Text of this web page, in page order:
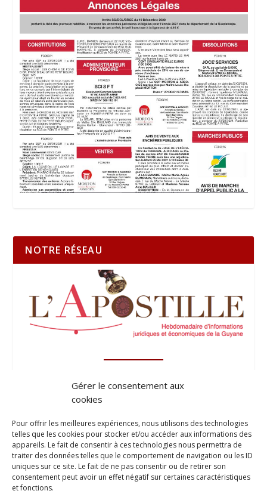
Gérer le consentement aux
cookies
Pour offrir les meilleures expériences, nous utilisons des technologies
telles que les cookies pour stocker et/ou accéder aux informations des
appareils. Le fait de consentir à ces technologies nous permettra de
traiter des données telles que le comportement de navigation ou les ID
uniques sur ce site. Le fait de ne pas consentir ou de retirer son
consentement peut avoir un effet négatif sur certaines caractéristiques
et fonctions.
NOTRE RÉSEAU